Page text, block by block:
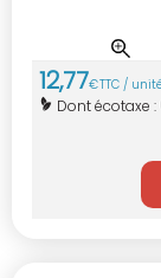
12,77€TTC /
Dont écotaxe :